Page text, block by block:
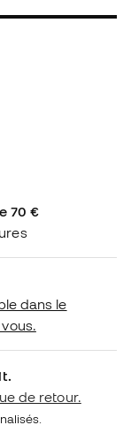
70 €
dans le
de retour.